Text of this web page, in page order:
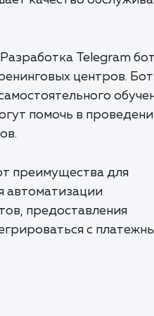
Разработка Telegram
центров.
помочь в
преимущества для
автоматизации
предоставления
с